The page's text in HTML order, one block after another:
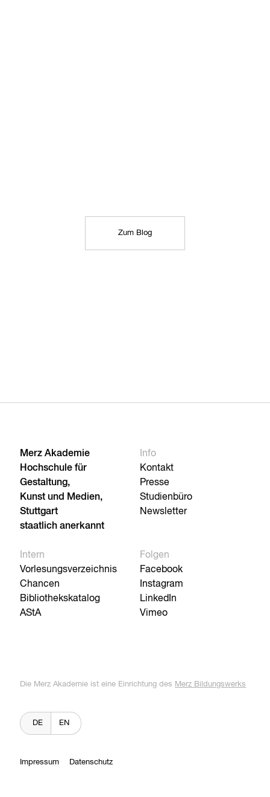
Zum Blog
Merz Akademie
Hochschule für
Gestaltung,
Kunst und Medien,
Stuttgart
staatlich anerkannt
Info
Kontakt
Presse
Studienbüro
Newsletter
Intern
Vorlesungsverzeichnis
Chancen
Bibliothekskatalog
AStA
Folgen
Facebook
Instagram
LinkedIn
Vimeo
Die Merz Akademie ist eine Einrichtung des Merz Bildungswerks
DE EN
Impressum Datenschutz